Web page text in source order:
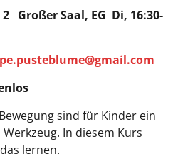
2 Großer Saal, EG Di, 16:30-
sind für Kinder ein
In diesem Kurs
lernen.